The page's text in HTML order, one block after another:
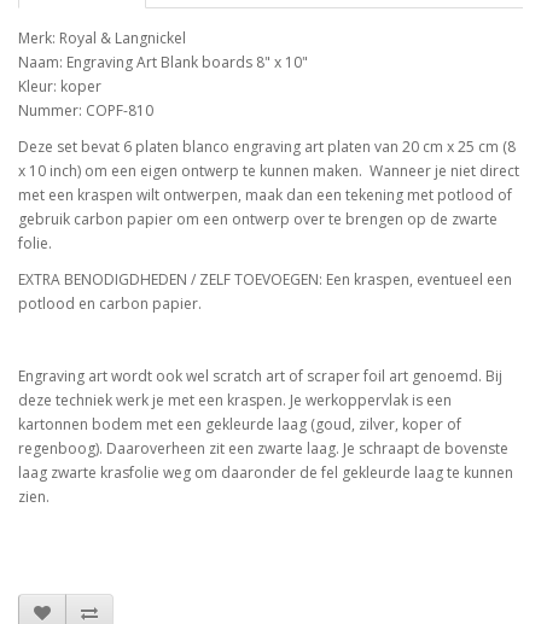
Merk: Royal & Langnickel
Naam: Engraving Art Blank boards 8" x 10"
Kleur: koper
Nummer: COPF-810
Deze set bevat 6 platen blanco engraving art platen van 20 cm x 25 cm (8
x 10 inch) om een eigen ontwerp te kunnen maken. Wanneer je niet direct
met een kraspen wilt ontwerpen, maak dan een tekening met potlood of
gebruik carbon papier om een ontwerp over te brengen op de zwarte
folie.
EXTRA BENODIGDHEDEN / ZELF TOEVOEGEN: Een kraspen, eventueel een
potlood en carbon papier.
Engraving art wordt ook wel scratch art of scraper foil art genoemd. Bij
deze techniek werk je met een kraspen. Je werkoppervlak is een
kartonnen bodem met een gekleurde laag (goud, zilver, koper of
regenboog). Daaroverheen zit een zwarte laag. Je schraapt de bovenste
laag zwarte krasfolie weg om daaronder de fel gekleurde laag te kunnen
zien.